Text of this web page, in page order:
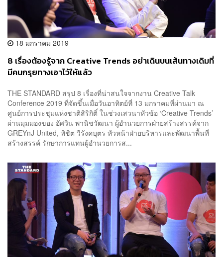
18 มกราคม 2019
8 เรื่องต้องรู้จาก Creative Trends อย่าเดินบนเส้นทางเดิมที่
มีคนกรุยทางเอาไว้ให้แล้ว
THE STANDARD สรุป 8 เรื่องที่น่าสนใจจากงาน Creative Talk
Conference 2019 ที่จัดขึ้นเมื่อวันอาทิตย์ที่ 13 มกราคมที่ผ่านมา ณ
ศูนย์การประชุมแห่งชาติสิริกิติ์ ในช่วงเสวนาหัวข้อ ‘Creative Trends’
ผ่านมุมมองของ อัศวิน พานิชวัฒนา ผู้อำนวยการฝ่ายสร้างสรรค์จาก
GREYnJ United, พิชิต วีรังคบุตร หัวหน้าฝ่ายบริหารและพัฒนาพื้นที่
สร้างสรรค์ รักษาการแทนผู้อำนวยการส...